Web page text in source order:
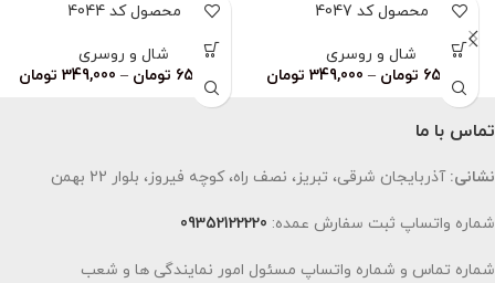
محصول کد 4047
شال و روسری
659,000 تومان –
349,000 تومان
محصول کد 4044
شال و روسری
659,000 تومان –
349,000 تومان
تماس با ما
نشانی: آذربایجان شرقی، تبریز، نصف راه، کوچه فیروز، بلوار 22 بهمن
شماره واتساپ ثبت سفارش عمده: 09352122220
شماره تماس و شماره واتساپ مسئول امور نمایندگی ها و شعب